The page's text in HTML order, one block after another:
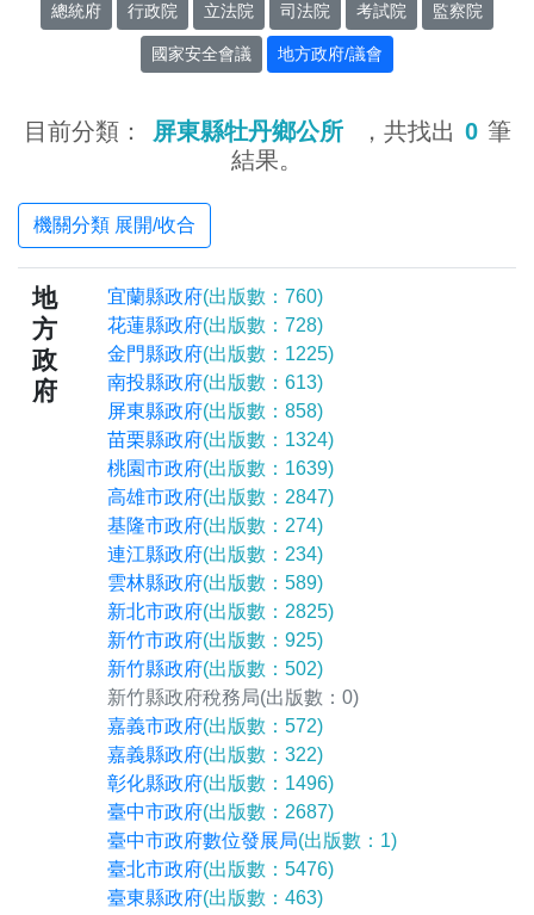
總統府 行政院 立法院 司法院 考試院 監察院
國家安全會議 地方政府/議會
目前分類： 屏東縣牡丹鄉公所 ，共找出 0 筆
結果。
機關分類 展開/收合
地
方
政
府
宜蘭縣政府(出版數：760)
花蓮縣政府(出版數：728)
金門縣政府(出版數：1225)
南投縣政府(出版數：613)
屏東縣政府(出版數：858)
苗栗縣政府(出版數：1324)
桃園市政府(出版數：1639)
高雄市政府(出版數：2847)
基隆市政府(出版數：274)
連江縣政府(出版數：234)
雲林縣政府(出版數：589)
新北市政府(出版數：2825)
新竹市政府(出版數：925)
新竹縣政府(出版數：502)
新竹縣政府稅務局(出版數：0)
嘉義市政府(出版數：572)
嘉義縣政府(出版數：322)
彰化縣政府(出版數：1496)
臺中市政府(出版數：2687)
臺中市政府數位發展局(出版數：1)
臺北市政府(出版數：5476)
臺東縣政府(出版數：463)